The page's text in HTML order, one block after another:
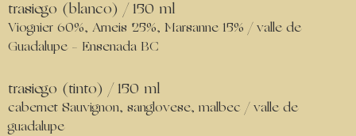
trasiego (blanco) / 150 ml
Viognier 60%, Arneis 25%, Marsanne 15% / valle de
Guadalupe – Ensenada BC
trasiego (tinto) / 150 ml
cabernet Sauvignon, sanglovese, malbec / valle de
guadalupe